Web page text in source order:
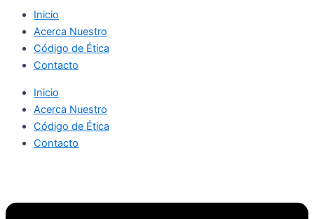
Inicio
Acerca Nuestro
Código de Ética
Contacto
Inicio
Acerca Nuestro
Código de Ética
Contacto